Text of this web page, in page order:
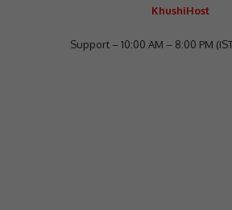
KhushiHost
Support – 10:00 AM – 8:00 PM